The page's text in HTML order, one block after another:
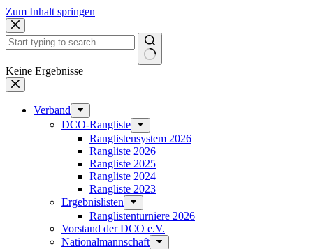
Zum Inhalt springen
Keine Ergebnisse
Verband
DCO-Rangliste
Ranglistensystem 2026
Rangliste 2026
Rangliste 2025
Rangliste 2024
Rangliste 2023
Ergebnislisten
Ranglistenturniere 2026
Vorstand der DCO e.V.
Nationalmannschaft